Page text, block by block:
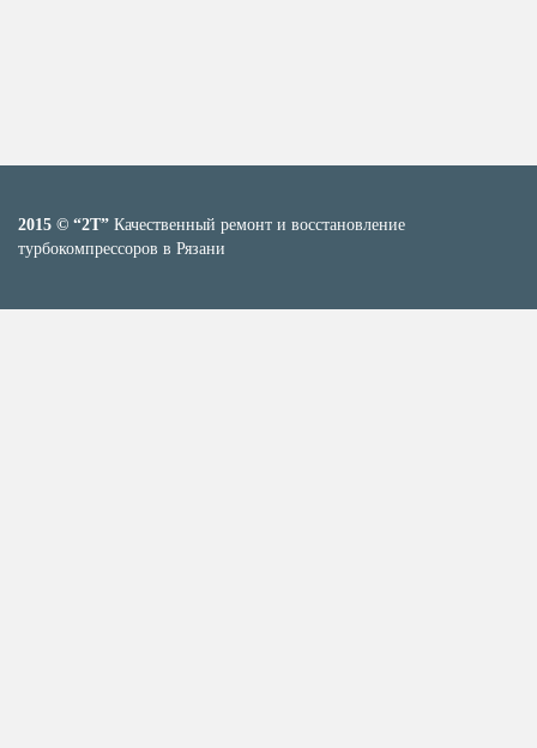
2015 © “2T” Качественный ремонт и восстановление
турбокомпрессоров в Рязани